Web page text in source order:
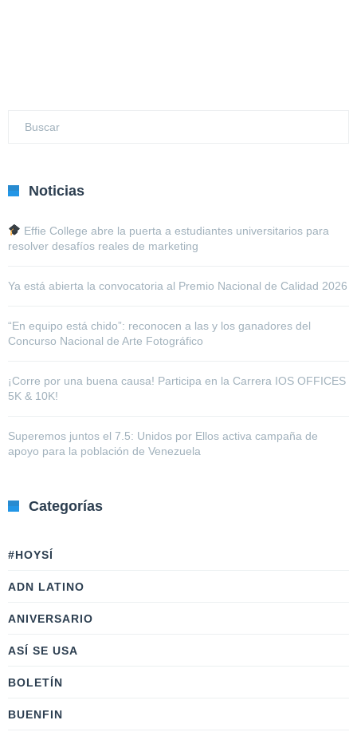
Noticias
Effie College abre la puerta a estudiantes universitarios para
resolver desafíos reales de marketing
Ya está abierta la convocatoria al Premio Nacional de Calidad 2026
“En equipo está chido”: reconocen a las y los ganadores del
Concurso Nacional de Arte Fotográfico
¡Corre por una buena causa! Participa en la Carrera IOS OFFICES
5K & 10K!
Superemos juntos el 7.5: Unidos por Ellos activa campaña de
apoyo para la población de Venezuela
Categorías
#HOYSÍ
ADN LATINO
ANIVERSARIO
ASÍ SE USA
BOLETÍN
BUENFIN